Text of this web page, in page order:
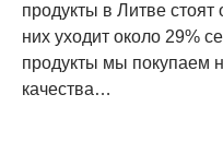
продукты в Литве стоят
них уходит около 29%
продукты мы покупаем
качества…